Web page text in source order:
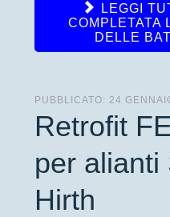
LEGGI
COMPLETATA
DELLE
PUBBLICATO: 24
Retrofit
per alianti
Hirth